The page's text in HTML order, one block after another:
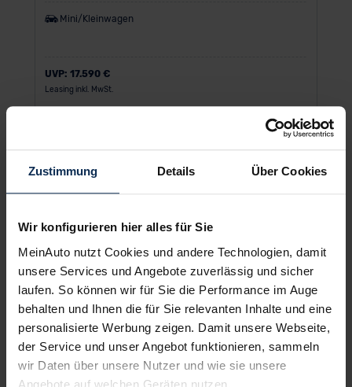
Zustimmung Details Über Cookies
Wir konfigurieren hier alles für Sie
MeinAuto nutzt Cookies und andere Technologien, damit
unsere Services und Angebote zuverlässig und sicher
laufen. So können wir für Sie die Performance im Auge
behalten und Ihnen die für Sie relevanten Inhalte und eine
personalisierte Werbung zeigen. Damit unsere Webseite,
der Service und unser Angebot funktionieren, sammeln
wir Daten über unsere Nutzer und wie sie unsere
Angebote auf welchen Geräten nutzen.
Mini/Kleinwagen
UVP: 17.590 €
Leasing inkl. MwSt.
144
KIA Stonic